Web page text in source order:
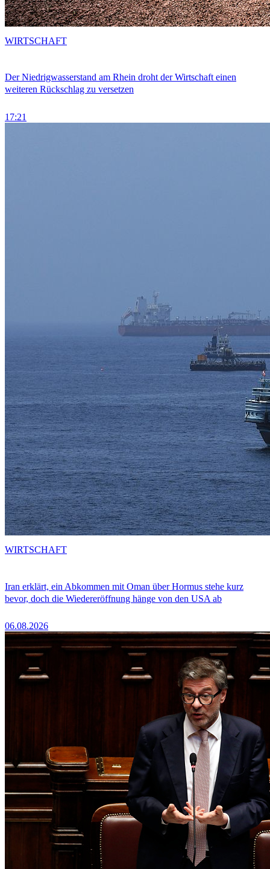
Der Niedrigwasserstand am Rhein droht der Wirtschaft einen
weiteren Rückschlag zu versetzen
17:21
WIRTSCHAFT
Iran erklärt, ein Abkommen mit Oman über Hormus stehe kurz
bevor, doch die Wiedereröffnung hänge von den USA ab
06.08.2026
WIRTSCHAFT